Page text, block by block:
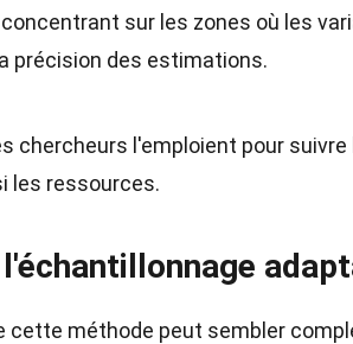
concentrant sur les zones où les
précision des estimations.
chercheurs l'emploient pour
les ressources.
méthode peut sembler